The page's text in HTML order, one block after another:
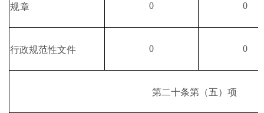
规章 0 0
行政规范性文件 0 0
第二十条第 （五）项